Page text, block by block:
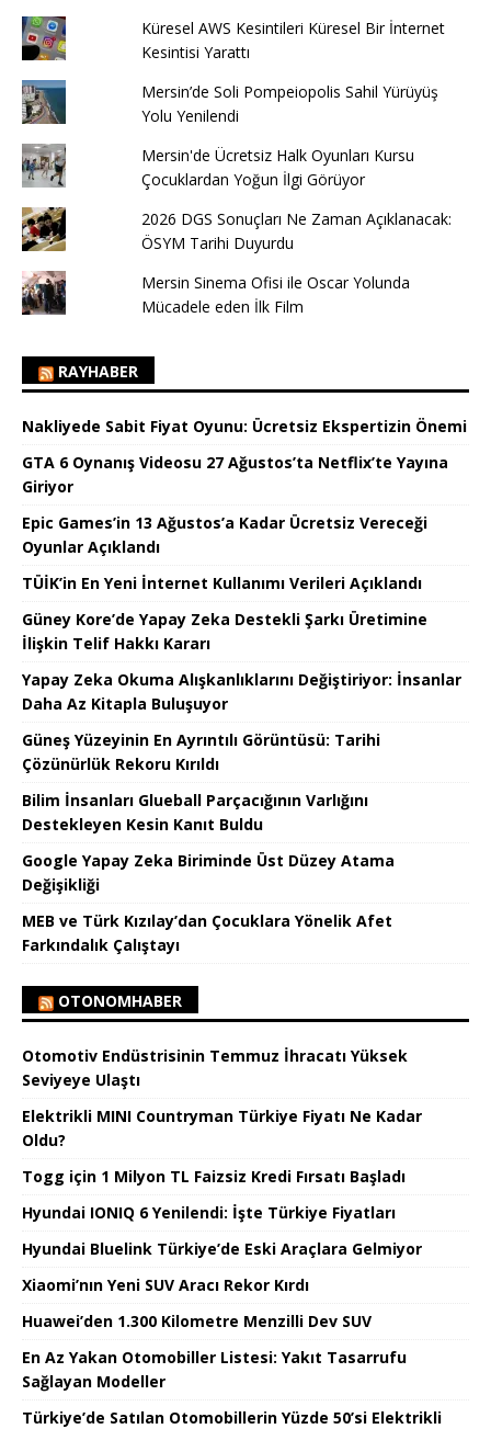
Küresel AWS Kesintileri Küresel Bir İnternet
Kesintisi Yarattı
Mersin’de Soli Pompeiopolis Sahil Yürüyüş
Yolu Yenilendi
Mersin'de Ücretsiz Halk Oyunları Kursu
Çocuklardan Yoğun İlgi Görüyor
2026 DGS Sonuçları Ne Zaman Açıklanacak:
ÖSYM Tarihi Duyurdu
Mersin Sinema Ofisi ile Oscar Yolunda
Mücadele eden İlk Film
RAYHABER
Nakliyede Sabit Fiyat Oyunu: Ücretsiz Ekspertizin Önemi
GTA 6 Oynanış Videosu 27 Ağustos’ta Netflix’te Yayına
Giriyor
Epic Games’in 13 Ağustos’a Kadar Ücretsiz Vereceği
Oyunlar Açıklandı
TÜİK’in En Yeni İnternet Kullanımı Verileri Açıklandı
Güney Kore’de Yapay Zeka Destekli Şarkı Üretimine
İlişkin Telif Hakkı Kararı
Yapay Zeka Okuma Alışkanlıklarını Değiştiriyor: İnsanlar
Daha Az Kitapla Buluşuyor
Güneş Yüzeyinin En Ayrıntılı Görüntüsü: Tarihi
Çözünürlük Rekoru Kırıldı
Bilim İnsanları Glueball Parçacığının Varlığını
Destekleyen Kesin Kanıt Buldu
Google Yapay Zeka Biriminde Üst Düzey Atama
Değişikliği
MEB ve Türk Kızılay’dan Çocuklara Yönelik Afet
Farkındalık Çalıştayı
OTONOMHABER
Otomotiv Endüstrisinin Temmuz İhracatı Yüksek
Seviyeye Ulaştı
Elektrikli MINI Countryman Türkiye Fiyatı Ne Kadar
Oldu?
Togg için 1 Milyon TL Faizsiz Kredi Fırsatı Başladı
Hyundai IONIQ 6 Yenilendi: İşte Türkiye Fiyatları
Hyundai Bluelink Türkiye’de Eski Araçlara Gelmiyor
Xiaomi’nın Yeni SUV Aracı Rekor Kırdı
Huawei’den 1.300 Kilometre Menzilli Dev SUV
En Az Yakan Otomobiller Listesi: Yakıt Tasarrufu
Sağlayan Modeller
Türkiye’de Satılan Otomobillerin Yüzde 50’si Elektrikli